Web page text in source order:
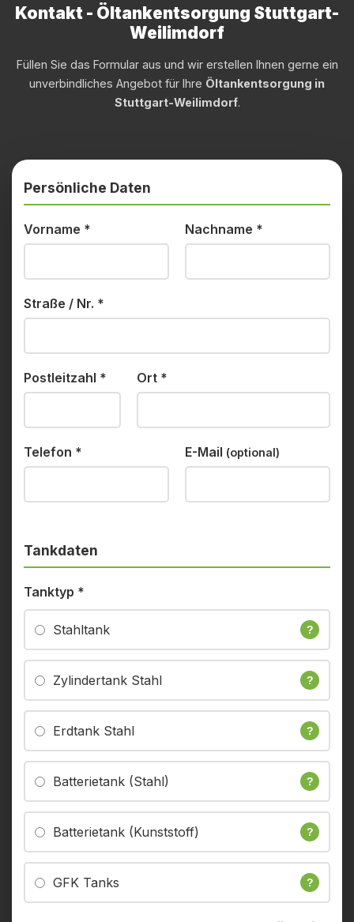
Kontakt - Öltankentsorgung Stuttgart-
Weilimdorf
Füllen Sie das Formular aus und wir erstellen Ihnen gerne ein
unverbindliches Angebot für Ihre Öltankentsorgung in
Stuttgart-Weilimdorf.
Persönliche Daten
Vorname * Nachname *
Straße / Nr. *
Postleitzahl * Ort *
Telefon * E-Mail (optional)
Tankdaten
Tanktyp *
Stahltank ?
Zylindertank Stahl ?
Erdtank Stahl ?
Batterietank (Stahl) ?
Batterietank (Kunststoff) ?
GFK Tanks ?